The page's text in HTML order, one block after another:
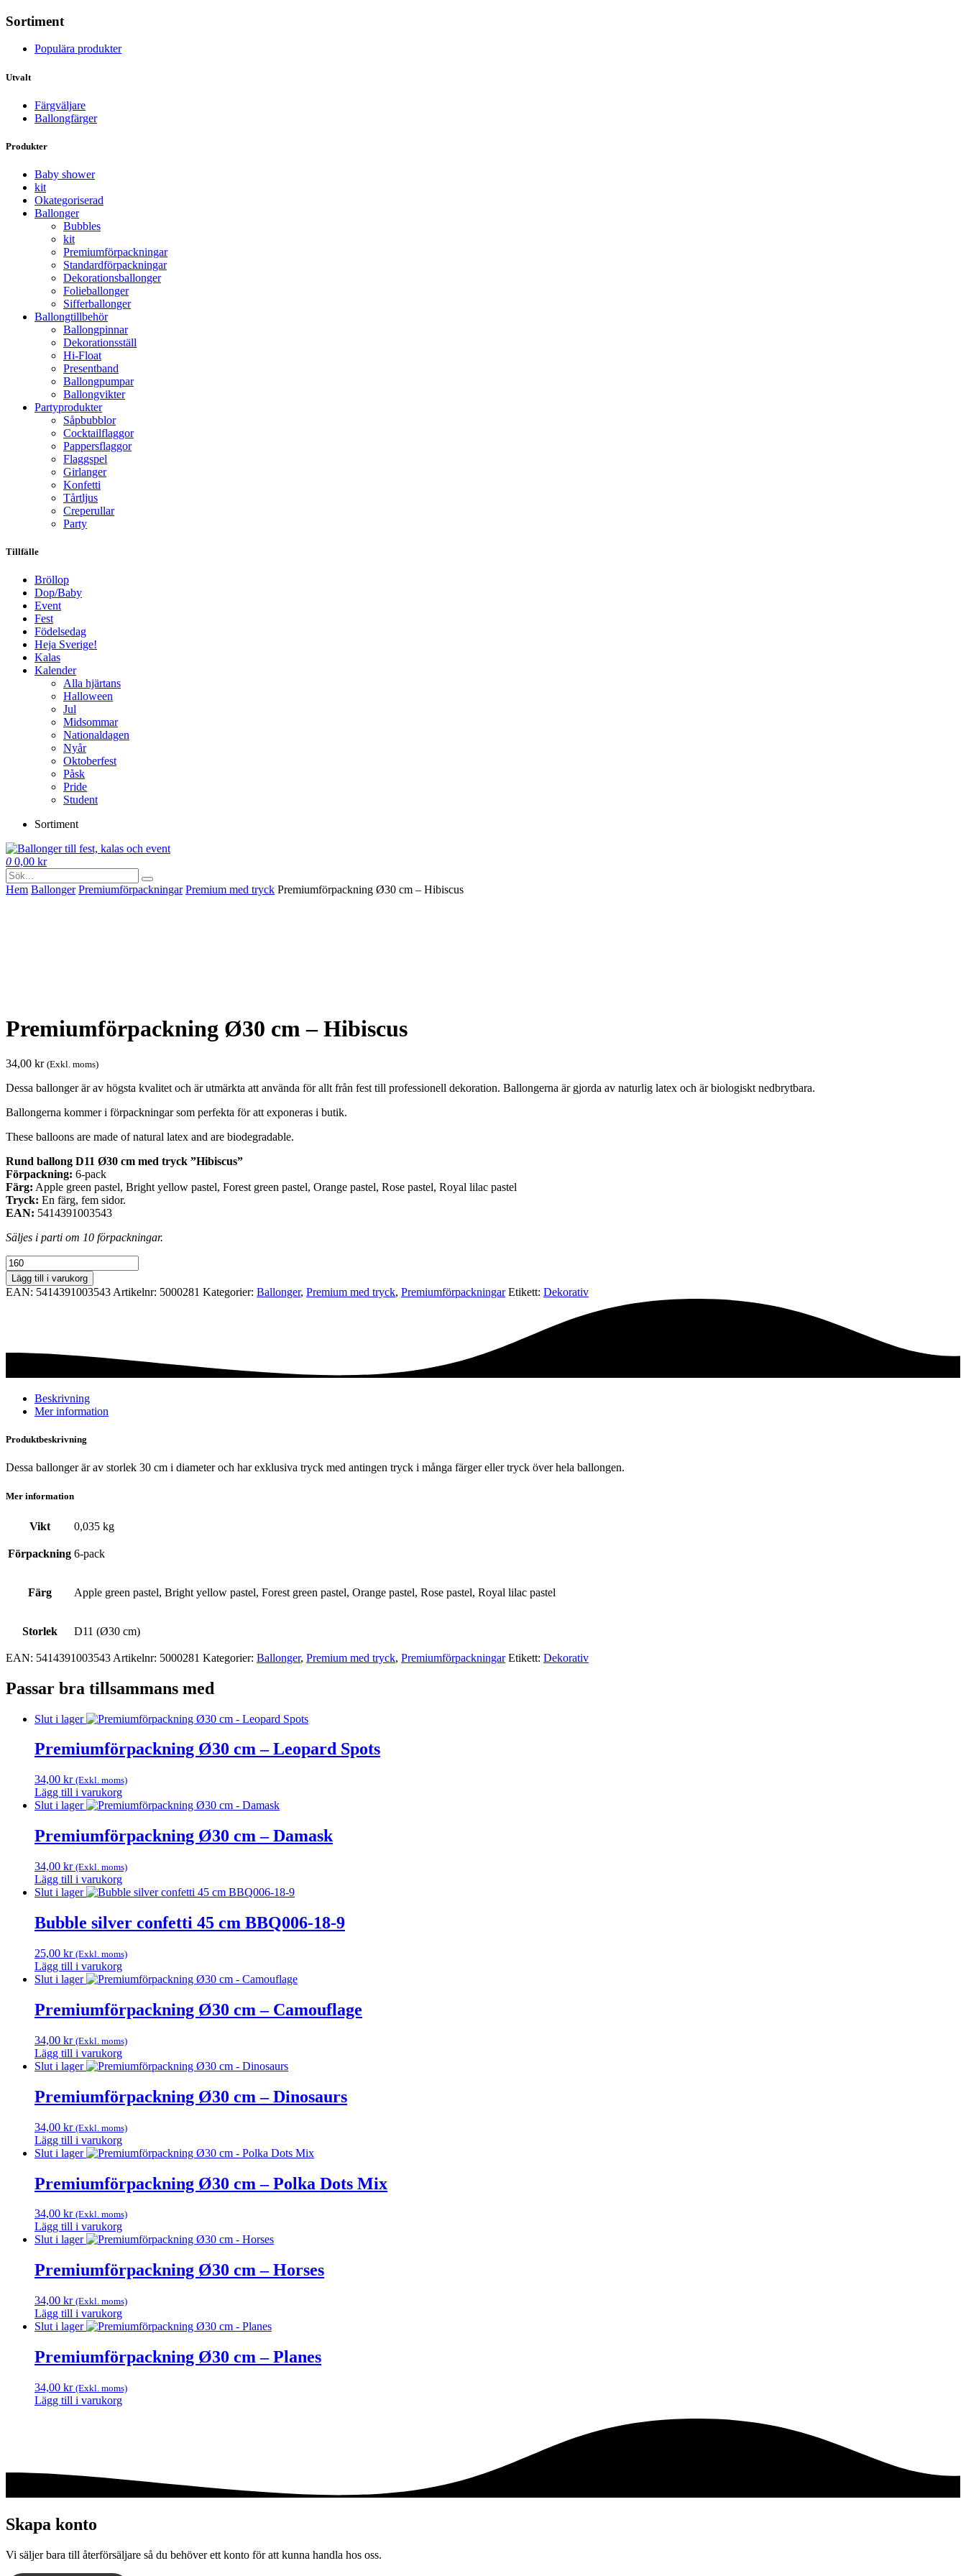
Sortiment
Populära produkter
Utvalt
Färgväljare
Ballongfärger
Produkter
Baby shower
kit
Okategoriserad
Ballonger
Bubbles
kit
Premium­förpackningar
Standard­­förpackningar
Dekorations­ballonger
Folie­­­ballonger
Siffer­­ballonger
Ballong­tillbehör
Ballongpinnar
Dekorationsställ
Hi-Float
Presentband
Ballongpumpar
Ballong­vikter
Party­­produkter
Såpbubblor
Cocktail­flaggor
Pappers­flaggor
Flaggspel
Girlanger
Konfetti
Tårtljus
Creperullar
Party
Tillfälle
Bröllop
Dop/Baby
Event
Fest
Födelsedag
Heja Sverige!
Kalas
Kalender
Alla hjärtans
Halloween
Jul
Midsommar
Nationaldagen
Nyår
Oktoberfest
Påsk
Pride
Student
Sortiment
0 0,00 kr
Hem Ballonger Premium­förpackningar Premium med tryck Premiumförpackning Ø30 cm – Hibiscus
Premiumförpackning Ø30 cm – Hibiscus
34,00 kr (Exkl. moms)
Dessa ballonger är av högsta kvalitet och är utmärkta att använda för allt från fest till professionell dekoration. Ballongerna är gjorda av naturlig latex och är biologiskt nedbrytbara.
Ballongerna kommer i förpackningar som perfekta för att exponeras i butik.
These balloons are made of natural latex and are biodegradable.
Rund ballong D11 Ø30 cm med tryck ”Hibiscus”
Förpackning: 6-pack
Färg: Apple green pastel, Bright yellow pastel, Forest green pastel, Orange pastel, Rose pastel, Royal lilac pastel
Tryck: En färg, fem sidor.
EAN: 5414391003543
Säljes i parti om 10 förpackningar.
Premiumförpackning
Ø30
cm
-
Lägg till i varukorg
EAN: 5414391003543 Artikelnr: 5000281 Kategorier: Ballonger, Premium med tryck, Premium­förpackningar Etikett: Dekorativ
Beskrivning
Mer information
Produktbeskrivning
Dessa ballonger är av storlek 30 cm i diameter och har exklusiva tryck med antingen tryck i många färger eller tryck över hela ballongen.
Mer information
Vikt 0,035 kg
Förpackning 6-pack
Färg Apple green pastel, Bright yellow pastel, Forest green pastel, Orange pastel, Rose pastel, Royal lilac pastel
Storlek D11 (Ø30 cm)
EAN: 5414391003543 Artikelnr: 5000281 Kategorier: Ballonger, Premium med tryck, Premium­förpackningar Etikett: Dekorativ
Passar bra tillsammans med
Slut i lager
Premiumförpackning Ø30 cm – Leopard Spots
34,00 kr (Exkl. moms)
Lägg till i varukorg
Slut i lager
Premiumförpackning Ø30 cm – Damask
34,00 kr (Exkl. moms)
Lägg till i varukorg
Slut i lager
Bubble silver confetti 45 cm BBQ006-18-9
25,00 kr (Exkl. moms)
Lägg till i varukorg
Slut i lager
Premiumförpackning Ø30 cm – Camouflage
34,00 kr (Exkl. moms)
Lägg till i varukorg
Slut i lager
Premiumförpackning Ø30 cm – Dinosaurs
34,00 kr (Exkl. moms)
Lägg till i varukorg
Slut i lager
Premiumförpackning Ø30 cm – Polka Dots Mix
34,00 kr (Exkl. moms)
Lägg till i varukorg
Slut i lager
Premiumförpackning Ø30 cm – Horses
34,00 kr (Exkl. moms)
Lägg till i varukorg
Slut i lager
Premiumförpackning Ø30 cm – Planes
34,00 kr (Exkl. moms)
Lägg till i varukorg
Skapa konto
Vi säljer bara till återförsäljare så du behöver ett konto för att kunna handla hos oss.